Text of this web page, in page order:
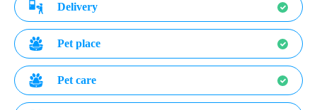
Delivery
Pet place
Pet care